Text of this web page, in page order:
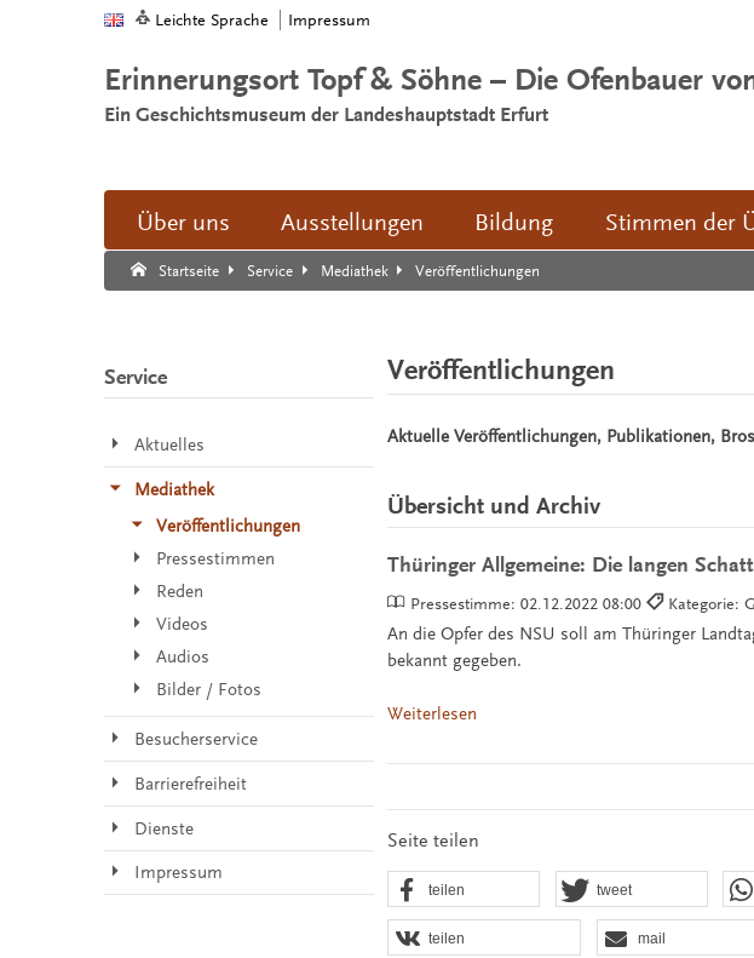
Leichte Sprache Impressum
Erinnerungsort Topf & Söhne – Die Ofenbauer
Ein Geschichtsmuseum der Landeshauptstadt Erfurt
Über uns Ausstellungen Bildung Stimmen der
Startseite Service Mediathek Veröffentlichungen
Suche:
Suche Ende.
Veröffentlichungen
Aktuelle Veröffentlichungen, Publikationen,
Übersicht und Archiv
Thüringer Allgemeine: Die langen
Pressestimme: 02.12.2022 08:00 Kategorie:
An die Opfer des NSU soll am Thüringer
bekannt gegeben.
Weiterlesen
Seite teilen
teilen tweet
teilen mail
Service
Aktuelles
Mediathek
Veröffentlichungen
Pressestimmen
Reden
Videos
Audios
Bilder / Fotos
Besucherservice
Barrierefreiheit
Dienste
Impressum